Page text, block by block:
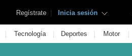
Regístrate | Inicia sesión
| Tecnología | Deportes | Motor |